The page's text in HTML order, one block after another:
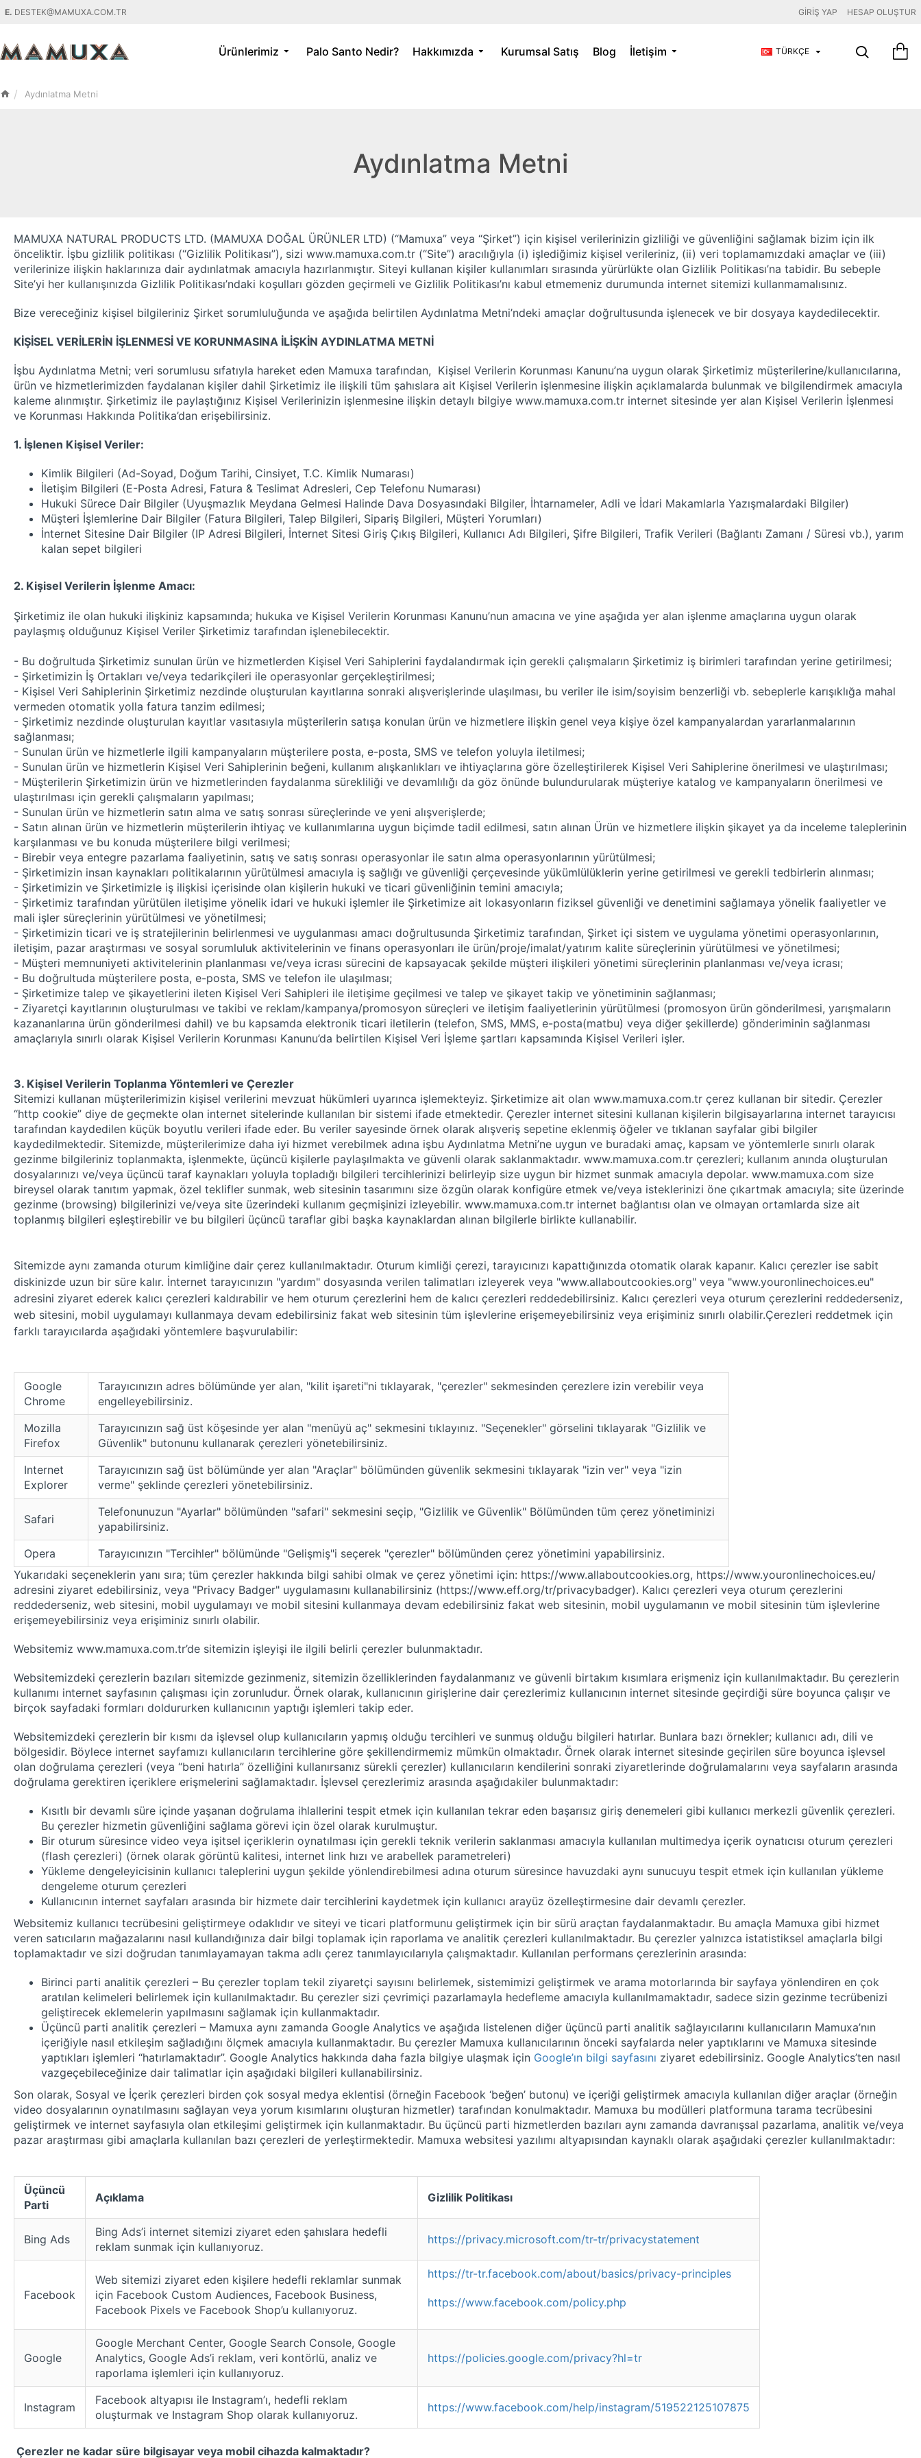
E. DESTEK@MAMUXA.COM.TR GIRIŞ YAP HESAP OLUŞTUR
Ürünlerimiz Palo Santo Nedir? Hakkımızda Kurumsal Satış Blog İletişim TÜRKÇE
Aydınlatma Metni
Aydınlatma Metni
MAMUXA NATURAL PRODUCTS LTD. (MAMUXA DOĞAL ÜRÜNLER LTD) (“Mamuxa” veya “Şirket”) için kişisel verilerinizin gizliliği ve güvenliğini sağlamak bizim için ilk
önceliktir. İşbu gizlilik politikası (“Gizlilik Politikası”), sizi www.mamuxa.com.tr (“Site”) aracılığıyla (i) işlediğimiz kişisel verileriniz, (ii) veri toplamamızdaki amaçlar ve (iii)
verilerinize ilişkin haklarınıza dair aydınlatmak amacıyla hazırlanmıştır. Siteyi kullanan kişiler kullanımları sırasında yürürlükte olan Gizlilik Politikası’na tabidir. Bu sebeple
Site’yi her kullanışınızda Gizlilik Politikası’ndaki koşulları gözden geçirmeli ve Gizlilik Politikası’nı kabul etmemeniz durumunda internet sitemizi kullanmamalısınız.
Bize vereceğiniz kişisel bilgileriniz Şirket sorumluluğunda ve aşağıda belirtilen Aydınlatma Metni’ndeki amaçlar doğrultusunda işlenecek ve bir dosyaya kaydedilecektir.
KİŞİSEL VERİLERİN İŞLENMESİ VE KORUNMASINA İLİŞKİN AYDINLATMA METNİ
İşbu Aydınlatma Metni; veri sorumlusu sıfatıyla hareket eden Mamuxa tarafından, Kişisel Verilerin Korunması Kanunu’na uygun olarak Şirketimiz müşterilerine/kullanıcılarına,
ürün ve hizmetlerimizden faydalanan kişiler dahil Şirketimiz ile ilişkili tüm şahıslara ait Kişisel Verilerin işlenmesine ilişkin açıklamalarda bulunmak ve bilgilendirmek amacıyla
kaleme alınmıştır. Şirketimiz ile paylaştığınız Kişisel Verilerinizin işlenmesine ilişkin detaylı bilgiye www.mamuxa.com.tr internet sitesinde yer alan Kişisel Verilerin İşlenmesi
ve Korunması Hakkında Politika’dan erişebilirsiniz.
1. İşlenen Kişisel Veriler:
Kimlik Bilgileri (Ad-Soyad, Doğum Tarihi, Cinsiyet, T.C. Kimlik Numarası)
İletişim Bilgileri (E-Posta Adresi, Fatura & Teslimat Adresleri, Cep Telefonu Numarası)
Hukuki Sürece Dair Bilgiler (Uyuşmazlık Meydana Gelmesi Halinde Dava Dosyasındaki Bilgiler, İhtarnameler, Adli ve İdari Makamlarla Yazışmalardaki Bilgiler)
Müşteri İşlemlerine Dair Bilgiler (Fatura Bilgileri, Talep Bilgileri, Sipariş Bilgileri, Müşteri Yorumları)
İnternet Sitesine Dair Bilgiler (IP Adresi Bilgileri, İnternet Sitesi Giriş Çıkış Bilgileri, Kullanıcı Adı Bilgileri, Şifre Bilgileri, Trafik Verileri (Bağlantı Zamanı / Süresi vb.), yarım
kalan sepet bilgileri
2. Kişisel Verilerin İşlenme Amacı:
Şirketimiz ile olan hukuki ilişkiniz kapsamında; hukuka ve Kişisel Verilerin Korunması Kanunu’nun amacına ve yine aşağıda yer alan işlenme amaçlarına uygun olarak
paylaşmış olduğunuz Kişisel Veriler Şirketimiz tarafından işlenebilecektir.
- Bu doğrultuda Şirketimiz sunulan ürün ve hizmetlerden Kişisel Veri Sahiplerini faydalandırmak için gerekli çalışmaların Şirketimiz iş birimleri tarafından yerine getirilmesi;
- Şirketimizin İş Ortakları ve/veya tedarikçileri ile operasyonlar gerçekleştirilmesi;
- Kişisel Veri Sahiplerinin Şirketimiz nezdinde oluşturulan kayıtlarına sonraki alışverişlerinde ulaşılması, bu veriler ile isim/soyisim benzerliği vb. sebeplerle karışıklığa mahal
vermeden otomatik yolla fatura tanzim edilmesi;
- Şirketimiz nezdinde oluşturulan kayıtlar vasıtasıyla müşterilerin satışa konulan ürün ve hizmetlere ilişkin genel veya kişiye özel kampanyalardan yararlanmalarının
sağlanması;
- Sunulan ürün ve hizmetlerle ilgili kampanyaların müşterilere posta, e-posta, SMS ve telefon yoluyla iletilmesi;
- Sunulan ürün ve hizmetlerin Kişisel Veri Sahiplerinin beğeni, kullanım alışkanlıkları ve ihtiyaçlarına göre özelleştirilerek Kişisel Veri Sahiplerine önerilmesi ve ulaştırılması;
- Müşterilerin Şirketimizin ürün ve hizmetlerinden faydalanma sürekliliği ve devamlılığı da göz önünde bulundurularak müşteriye katalog ve kampanyaların önerilmesi ve
ulaştırılması için gerekli çalışmaların yapılması;
- Sunulan ürün ve hizmetlerin satın alma ve satış sonrası süreçlerinde ve yeni alışverişlerde;
- Satın alınan ürün ve hizmetlerin müşterilerin ihtiyaç ve kullanımlarına uygun biçimde tadil edilmesi, satın alınan Ürün ve hizmetlere ilişkin şikayet ya da inceleme taleplerinin
karşılanması ve bu konuda müşterilere bilgi verilmesi;
- Birebir veya entegre pazarlama faaliyetinin, satış ve satış sonrası operasyonlar ile satın alma operasyonlarının yürütülmesi;
- Şirketimizin insan kaynakları politikalarının yürütülmesi amacıyla iş sağlığı ve güvenliği çerçevesinde yükümlülüklerin yerine getirilmesi ve gerekli tedbirlerin alınması;
- Şirketimizin ve Şirketimizle iş ilişkisi içerisinde olan kişilerin hukuki ve ticari güvenliğinin temini amacıyla;
- Şirketimiz tarafından yürütülen iletişime yönelik idari ve hukuki işlemler ile Şirketimize ait lokasyonların fiziksel güvenliği ve denetimini sağlamaya yönelik faaliyetler ve
mali işler süreçlerinin yürütülmesi ve yönetilmesi;
- Şirketimizin ticari ve iş stratejilerinin belirlenmesi ve uygulanması amacı doğrultusunda Şirketimiz tarafından, Şirket içi sistem ve uygulama yönetimi operasyonlarının,
iletişim, pazar araştırması ve sosyal sorumluluk aktivitelerinin ve finans operasyonları ile ürün/proje/imalat/yatırım kalite süreçlerinin yürütülmesi ve yönetilmesi;
- Müşteri memnuniyeti aktivitelerinin planlanması ve/veya icrası sürecini de kapsayacak şekilde müşteri ilişkileri yönetimi süreçlerinin planlanması ve/veya icrası;
- Bu doğrultuda müşterilere posta, e-posta, SMS ve telefon ile ulaşılması;
- Şirketimize talep ve şikayetlerini ileten Kişisel Veri Sahipleri ile iletişime geçilmesi ve talep ve şikayet takip ve yönetiminin sağlanması;
- Ziyaretçi kayıtlarının oluşturulması ve takibi ve reklam/kampanya/promosyon süreçleri ve iletişim faaliyetlerinin yürütülmesi (promosyon ürün gönderilmesi, yarışmaların
kazananlarına ürün gönderilmesi dahil) ve bu kapsamda elektronik ticari iletilerin (telefon, SMS, MMS, e-posta(matbu) veya diğer şekillerde) gönderiminin sağlanması
amaçlarıyla sınırlı olarak Kişisel Verilerin Korunması Kanunu’da belirtilen Kişisel Veri İşleme şartları kapsamında Kişisel Verileri işler.
3. Kişisel Verilerin Toplanma Yöntemleri ve Çerezler
Sitemizi kullanan müşterilerimizin kişisel verilerini mevzuat hükümleri uyarınca işlemekteyiz. Şirketimize ait olan www.mamuxa.com.tr çerez kullanan bir sitedir. Çerezler
“http cookie” diye de geçmekte olan internet sitelerinde kullanılan bir sistemi ifade etmektedir. Çerezler internet sitesini kullanan kişilerin bilgisayarlarına internet tarayıcısı
tarafından kaydedilen küçük boyutlu verileri ifade eder. Bu veriler sayesinde örnek olarak alışveriş sepetine eklenmiş öğeler ve tıklanan sayfalar gibi bilgiler
kaydedilmektedir. Sitemizde, müşterilerimize daha iyi hizmet verebilmek adına işbu Aydınlatma Metni’ne uygun ve buradaki amaç, kapsam ve yöntemlerle sınırlı olarak
gezinme bilgileriniz toplanmakta, işlenmekte, üçüncü kişilerle paylaşılmakta ve güvenli olarak saklanmaktadır. www.mamuxa.com.tr çerezleri; kullanım anında oluşturulan
dosyalarınızı ve/veya üçüncü taraf kaynakları yoluyla topladığı bilgileri tercihlerinizi belirleyip size uygun bir hizmet sunmak amacıyla depolar. www.mamuxa.com size
bireysel olarak tanıtım yapmak, özel teklifler sunmak, web sitesinin tasarımını size özgün olarak konfigüre etmek ve/veya isteklerinizi öne çıkartmak amacıyla; site üzerinde
gezinme (browsing) bilgilerinizi ve/veya site üzerindeki kullanım geçmişinizi izleyebilir. www.mamuxa.com.tr internet bağlantısı olan ve olmayan ortamlarda size ait
toplanmış bilgileri eşleştirebilir ve bu bilgileri üçüncü taraflar gibi başka kaynaklardan alınan bilgilerle birlikte kullanabilir.
Sitemizde aynı zamanda oturum kimliğine dair çerez kullanılmaktadır. Oturum kimliği çerezi, tarayıcınızı kapattığınızda otomatik olarak kapanır. Kalıcı çerezler ise sabit
diskinizde uzun bir süre kalır. İnternet tarayıcınızın "yardım" dosyasında verilen talimatları izleyerek veya "www.allaboutcookies.org" veya "www.youronlinechoices.eu"
adresini ziyaret ederek kalıcı çerezleri kaldırabilir ve hem oturum çerezlerini hem de kalıcı çerezleri reddedebilirsiniz. Kalıcı çerezleri veya oturum çerezlerini reddederseniz,
web sitesini, mobil uygulamayı kullanmaya devam edebilirsiniz fakat web sitesinin tüm işlevlerine erişemeyebilirsiniz veya erişiminiz sınırlı olabilir.Çerezleri reddetmek için
farklı tarayıcılarda aşağıdaki yöntemlere başvurulabilir:
Google
Chrome
Tarayıcınızın adres bölümünde yer alan, "kilit işareti"ni tıklayarak, "çerezler" sekmesinden çerezlere izin verebilir veya
engelleyebilirsiniz.
Mozilla
Firefox
Tarayıcınızın sağ üst köşesinde yer alan "menüyü aç" sekmesini tıklayınız. "Seçenekler" görselini tıklayarak "Gizlilik ve
Güvenlik" butonunu kullanarak çerezleri yönetebilirsiniz.
Internet
Explorer
Tarayıcınızın sağ üst bölümünde yer alan "Araçlar" bölümünden güvenlik sekmesini tıklayarak "izin ver" veya "izin
verme" şeklinde çerezleri yönetebilirsiniz.
Safari
Telefonunuzun "Ayarlar" bölümünden "safari" sekmesini seçip, "Gizlilik ve Güvenlik" Bölümünden tüm çerez yönetiminizi
yapabilirsiniz.
Opera
Tarayıcınızın "Tercihler" bölümünde "Gelişmiş"i seçerek "çerezler" bölümünden çerez yönetimini yapabilirsiniz.
Yukarıdaki seçeneklerin yanı sıra; tüm çerezler hakkında bilgi sahibi olmak ve çerez yönetimi için: https://www.allaboutcookies.org, https://www.youronlinechoices.eu/
adresini ziyaret edebilirsiniz, veya "Privacy Badger" uygulamasını kullanabilirsiniz (https://www.eff.org/tr/privacybadger). Kalıcı çerezleri veya oturum çerezlerini
reddederseniz, web sitesini, mobil uygulamayı ve mobil sitesini kullanmaya devam edebilirsiniz fakat web sitesinin, mobil uygulamanın ve mobil sitesinin tüm işlevlerine
erişemeyebilirsiniz veya erişiminiz sınırlı olabilir.
Websitemiz www.mamuxa.com.tr’de sitemizin işleyişi ile ilgili belirli çerezler bulunmaktadır.
Websitemizdeki çerezlerin bazıları sitemizde gezinmeniz, sitemizin özelliklerinden faydalanmanız ve güvenli birtakım kısımlara erişmeniz için kullanılmaktadır. Bu çerezlerin
kullanımı internet sayfasının çalışması için zorunludur. Örnek olarak, kullanıcının girişlerine dair çerezlerimiz kullanıcının internet sitesinde geçirdiği süre boyunca çalışır ve
birçok sayfadaki formları doldururken kullanıcının yaptığı işlemleri takip eder.
Websitemizdeki çerezlerin bir kısmı da işlevsel olup kullanıcıların yapmış olduğu tercihleri ve sunmuş olduğu bilgileri hatırlar. Bunlara bazı örnekler; kullanıcı adı, dili ve
bölgesidir. Böylece internet sayfamızı kullanıcıların tercihlerine göre şekillendirmemiz mümkün olmaktadır. Örnek olarak internet sitesinde geçirilen süre boyunca işlevsel
olan doğrulama çerezleri (veya “beni hatırla” özelliğini kullanırsanız sürekli çerezler) kullanıcıların kendilerini sonraki ziyaretlerinde doğrulamalarını veya sayfaların arasında
doğrulama gerektiren içeriklere erişmelerini sağlamaktadır. İşlevsel çerezlerimiz arasında aşağıdakiler bulunmaktadır:
Kısıtlı bir devamlı süre içinde yaşanan doğrulama ihlallerini tespit etmek için kullanılan tekrar eden başarısız giriş denemeleri gibi kullanıcı merkezli güvenlik çerezleri.
Bu çerezler hizmetin güvenliğini sağlama görevi için özel olarak kurulmuştur.
Bir oturum süresince video veya işitsel içeriklerin oynatılması için gerekli teknik verilerin saklanması amacıyla kullanılan multimedya içerik oynatıcısı oturum çerezleri
(flash çerezleri) (örnek olarak görüntü kalitesi, internet link hızı ve arabellek parametreleri)
Yükleme dengeleyicisinin kullanıcı taleplerini uygun şekilde yönlendirebilmesi adına oturum süresince havuzdaki aynı sunucuyu tespit etmek için kullanılan yükleme
dengeleme oturum çerezleri
Kullanıcının internet sayfaları arasında bir hizmete dair tercihlerini kaydetmek için kullanıcı arayüz özelleştirmesine dair devamlı çerezler.
Websitemiz kullanıcı tecrübesini geliştirmeye odaklıdır ve siteyi ve ticari platformunu geliştirmek için bir sürü araçtan faydalanmaktadır. Bu amaçla Mamuxa gibi hizmet
veren satıcıların mağazalarını nasıl kullandığınıza dair bilgi toplamak için raporlama ve analitik çerezleri kullanılmaktadır. Bu çerezler yalnızca istatistiksel amaçlarla bilgi
toplamaktadır ve sizi doğrudan tanımlayamayan takma adlı çerez tanımlayıcılarıyla çalışmaktadır. Kullanılan performans çerezlerinin arasında:
Birinci parti analitik çerezleri – Bu çerezler toplam tekil ziyaretçi sayısını belirlemek, sistemimizi geliştirmek ve arama motorlarında bir sayfaya yönlendiren en çok
aratılan kelimeleri belirlemek için kullanılmaktadır. Bu çerezler sizi çevrimiçi pazarlamayla hedefleme amacıyla kullanılmamaktadır, sadece sizin gezinme tecrübenizi
geliştirecek eklemelerin yapılmasını sağlamak için kullanmaktadır.
Üçüncü parti analitik çerezleri – Mamuxa aynı zamanda Google Analytics ve aşağıda listelenen diğer üçüncü parti analitik sağlayıcılarını kullanıcıların Mamuxa’nın
içeriğiyle nasıl etkileşim sağladığını ölçmek amacıyla kullanmaktadır. Bu çerezler Mamuxa kullanıcılarının önceki sayfalarda neler yaptıklarını ve Mamuxa sitesinde
yaptıkları işlemleri “hatırlamaktadır”. Google Analytics hakkında daha fazla bilgiye ulaşmak için Google’ın bilgi sayfasını ziyaret edebilirsiniz. Google Analytics’ten nasıl
vazgeçebileceğinize dair talimatlar için aşağıdaki bilgileri kullanabilirsiniz.
Son olarak, Sosyal ve İçerik çerezleri birden çok sosyal medya eklentisi (örneğin Facebook ‘beğen’ butonu) ve içeriği geliştirmek amacıyla kullanılan diğer araçlar (örneğin
video dosyalarının oynatılmasını sağlayan veya yorum kısımlarını oluşturan hizmetler) tarafından konulmaktadır. Mamuxa bu modülleri platformuna tarama tecrübesini
geliştirmek ve internet sayfasıyla olan etkileşimi geliştirmek için kullanmaktadır. Bu üçüncü parti hizmetlerden bazıları aynı zamanda davranışsal pazarlama, analitik ve/veya
pazar araştırması gibi amaçlarla kullanılan bazı çerezleri de yerleştirmektedir. Mamuxa websitesi yazılımı altyapısından kaynaklı olarak aşağıdaki çerezler kullanılmaktadır:
Üçüncü
Parti
Açıklama Gizlilik Politikası
Bing Ads
Bing Ads’i internet sitemizi ziyaret eden şahıslara hedefli
reklam sunmak için kullanıyoruz.
https://privacy.microsoft.com/tr-tr/privacystatement
Facebook
Web sitemizi ziyaret eden kişilere hedefli reklamlar sunmak
için Facebook Custom Audiences, Facebook Business,
Facebook Pixels ve Facebook Shop’u kullanıyoruz.
https://tr-tr.facebook.com/about/basics/privacy-principles
https://www.facebook.com/policy.php
Google
Google Merchant Center, Google Search Console, Google
Analytics, Google Ads’i reklam, veri kontörlü, analiz ve
raporlama işlemleri için kullanıyoruz.
https://policies.google.com/privacy?hl=tr
Instagram
Facebook altyapısı ile Instagram’ı, hedefli reklam
oluşturmak ve Instagram Shop olarak kullanıyoruz.
https://www.facebook.com/help/instagram/519522125107875
Çerezler ne kadar süre bilgisayar veya mobil cihazda kalmaktadır?